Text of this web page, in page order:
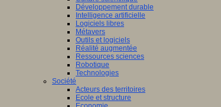
Développement durable
Intelligence artificielle
Logiciels libres
Métavers
Outils et logiciels
Réalité augmentée
Ressources sciences
Robotique
Technologies
Société
Acteurs des territoires
Ecole et structure